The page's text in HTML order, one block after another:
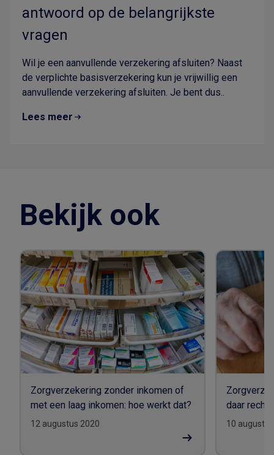
antwoord op de belangrijkste
vragen
Wil je een aanvullende verzekering afsluiten? Naast
de verplichte basisverzekering kun je vrijwillig een
aanvullende verzekering afsluiten. Je bent dus..
Lees meer
Bekijk ook
Zorgverzekering zonder inkomen of
met een laag inkomen: hoe werkt dat?
12 augustus 2020
daar recht
10